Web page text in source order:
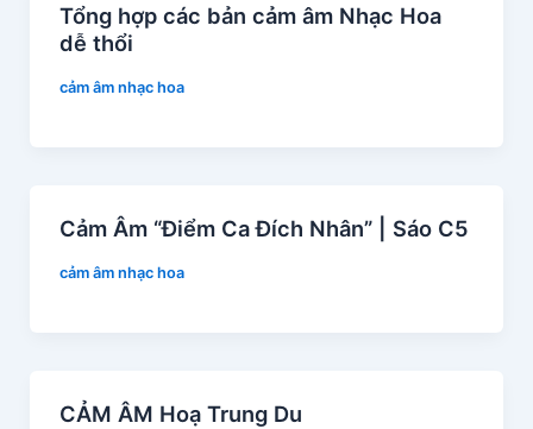
Tổng hợp các bản cảm âm Nhạc Hoa
dễ thổi
cảm âm nhạc hoa
Cảm Âm “Điểm Ca Đích Nhân” | Sáo C5
cảm âm nhạc hoa
CẢM ÂM Hoạ Trung Du